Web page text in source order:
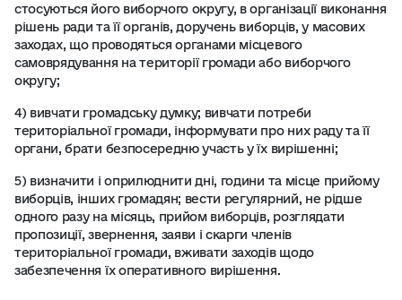
стосуються його виборчого округу, в організації виконання
рішень ради та її органів, доручень виборців, у масових
заходах, що проводяться органами місцевого
самоврядування на території громади або виборчого
округу;
4) вивчати громадську думку; вивчати потреби
територіальної громади, інформувати про них раду та її
органи, брати безпосередню участь у їх вирішенні;
5) визначити і оприлюднити дні, години та місце прийому
виборців, інших громадян; вести регулярний, не рідше
одного разу на місяць, прийом виборців, розглядати
пропозиції, звернення, заяви і скарги членів
територіальної громади, вживати заходів щодо
забезпечення їх оперативного вирішення.